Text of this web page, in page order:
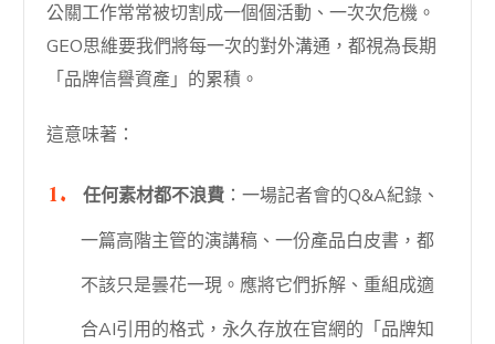
公關工作常常被切割成一個個活動、一次次危機。
GEO思維要我們將每一次的對外溝通，都視為長期
「品牌信譽資產」的累積。
這意味著：
任何素材都不浪費：一場記者會的Q&A紀錄、
一篇高階主管的演講稿、一份產品白皮書，都
不該只是曇花一現。應將它們拆解、重組成適
合AI引用的格式，永久存放在官網的「品牌知